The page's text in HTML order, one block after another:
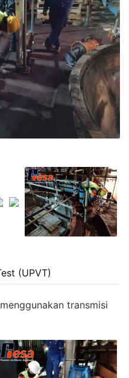
(UPVT)
transmisi